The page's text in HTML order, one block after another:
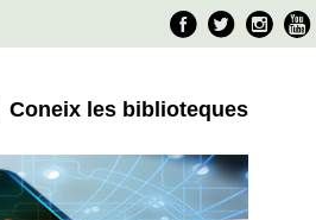
Twitter
Coneix les biblioteques